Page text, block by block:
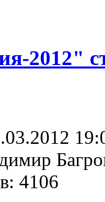
2012"
4106